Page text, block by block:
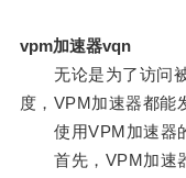
vpm加速器vqn
无论是为了访问被
度，VPM加速器都能
使用VPM加速器的
首先，VPM加速器